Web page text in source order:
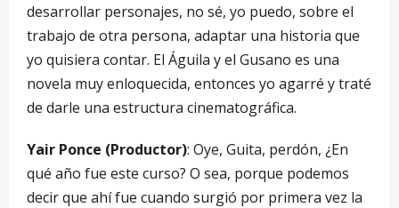
desarrollar personajes, no sé, yo puedo, sobre el
trabajo de otra persona, adaptar una historia que
yo quisiera contar. El Águila y el Gusano es una
novela muy enloquecida, entonces yo agarré y traté
de darle una estructura cinematográfica.
Yair Ponce (Productor): Oye, Guita, perdón, ¿En
qué año fue este curso? O sea, porque podemos
decir que ahí fue cuando surgió por primera vez la